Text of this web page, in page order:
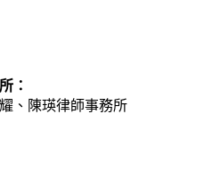
：
、陳瑛律師事務所